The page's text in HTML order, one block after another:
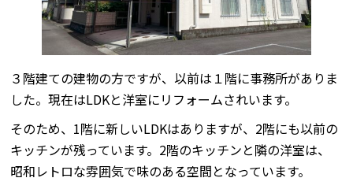
３階建ての建物の方ですが、以前は１階に事務所がありま
した。現在はLDKと洋室にリフォームされいます。
そのため、1階に新しいLDKはありますが、2階にも以前の
キッチンが残っています。2階のキッチンと隣の洋室は、
昭和レトロな雰囲気で味のある空間となっています。